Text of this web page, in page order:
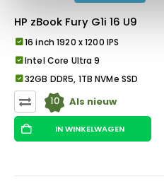
HP zBook Fury G1i 16 U9
16 inch 1920 x 1200 IPS
Intel Core Ultra 9
32GB DDR5, 1TB NVMe SSD
10 Als nieuw
IN WINKELWAGEN